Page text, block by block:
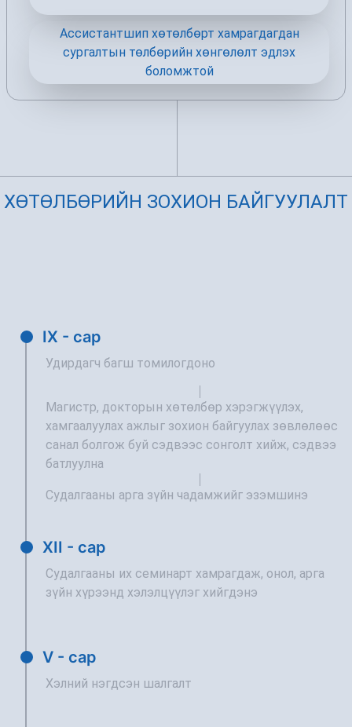
Ассистантшип хөтөлбөрт хамрагдагдан
сургалтын төлбөрийн хөнгөлөлт эдлэх
боломжтой
ХӨТӨЛБӨРИЙН ЗОХИОН БАЙГУУЛАЛТ
IX - сар
Удирдагч багш томилогдоно
Магистр, докторын хөтөлбөр хэрэгжүүлэх,
хамгаалуулах ажлыг зохион байгуулах зөвлөлөөс
санал болгож буй сэдвээс сонголт хийж, сэдвээ
батлуулна
Судалгааны арга зүйн чадамжийг эзэмшинэ
XII - сар
Судалгааны их семинарт хамрагдаж, онол, арга
зүйн хүрээнд хэлэлцүүлэг хийгдэнэ
V - сар
Хэлний нэгдсэн шалгалт